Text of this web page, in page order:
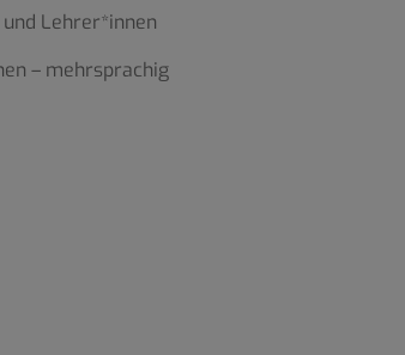
Lehrer*innen
– mehrsprachig